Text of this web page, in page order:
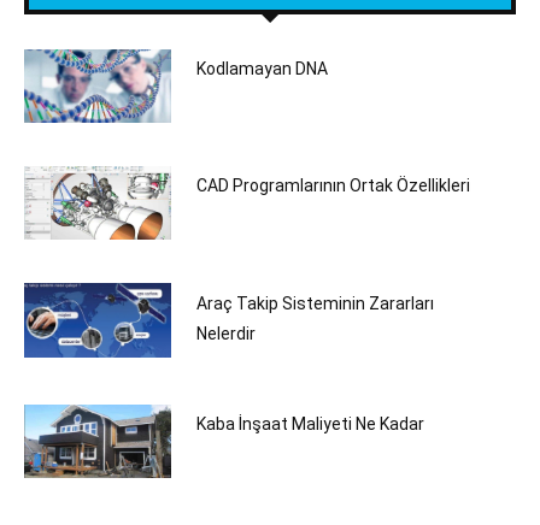
Kodlamayan DNA
CAD Programlarının Ortak Özellikleri
Araç Takip Sisteminin Zararları
Nelerdir
Kaba İnşaat Maliyeti Ne Kadar